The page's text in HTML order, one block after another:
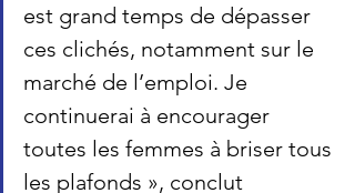
est grand temps de dépasser
ces clichés, notamment sur le
marché de l’emploi. Je
continuerai à encourager
toutes les femmes à briser tous
les plafonds », conclut